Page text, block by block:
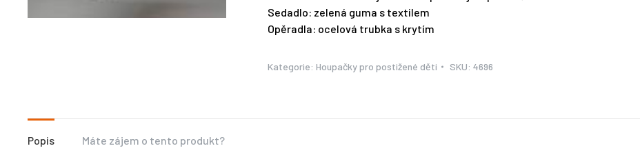
Sedadlo: zelená guma s textilem
Opěradla: ocelová trubka s krytím
Kategorie:Houpačky pro postižené děti SKU:4696
Popis Máte zájem o tento produkt?